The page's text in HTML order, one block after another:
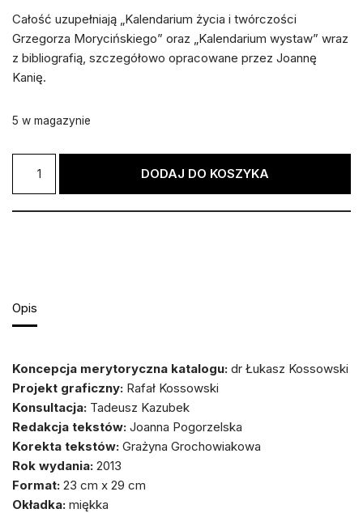
Całość uzupełniają „Kalendarium życia i twórczości
Grzegorza Morycińskiego” oraz „Kalendarium wystaw” wraz
z bibliografią, szczegółowo opracowane przez Joannę
Kanię.
5 w magazynie
DODAJ DO KOSZYKA
Opis
Koncepcja merytoryczna katalogu: dr Łukasz Kossowski
Projekt graficzny: Rafał Kossowski
Konsultacja: Tadeusz Kazubek
Redakcja tekstów: Joanna Pogorzelska
Korekta tekstów: Grażyna Grochowiakowa
Rok wydania: 2013
Format: 23 cm x 29 cm
Okładka: miękka